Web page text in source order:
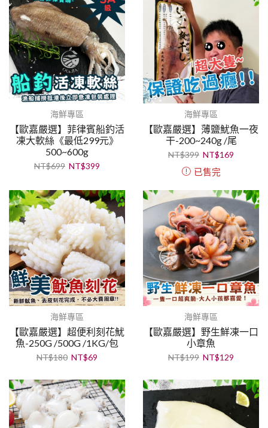
海鮮專區
【歐嘉嚴選】菲律賓船釣活
凍大軟絲《最低299元》
500~600g
NT$699 NT$399
海鮮專區
【歐嘉嚴選】薄鹽魷魚一夜
干-200~240g /尾
NT$399 NT$169
已售完
海鮮專區
【歐嘉嚴選】超便利刻花魷
魚-250G /500G /1KG/包
NT$180 NT$69
海鮮專區
【歐嘉嚴選】野生鮮凍一口
小章魚
NT$199 NT$129